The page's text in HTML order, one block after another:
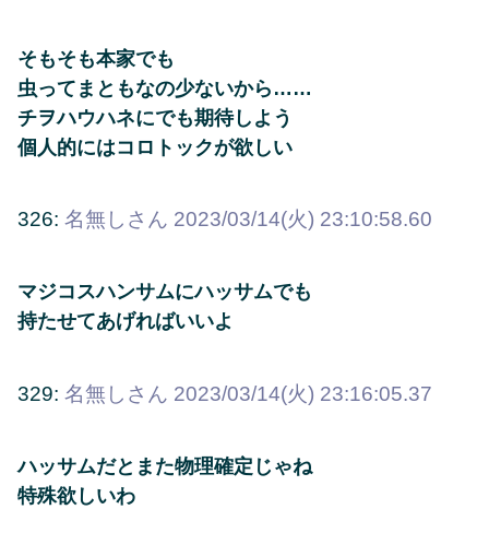
そもそも本家でも
虫ってまともなの少ないから……
チヲハウハネにでも期待しよう
個人的にはコロトックが欲しい
326: 名無しさん 2023/03/14(火) 23:10:58.60
マジコスハンサムにハッサムでも
持たせてあげればいいよ
329: 名無しさん 2023/03/14(火) 23:16:05.37
ハッサムだとまた物理確定じゃね
特殊欲しいわ